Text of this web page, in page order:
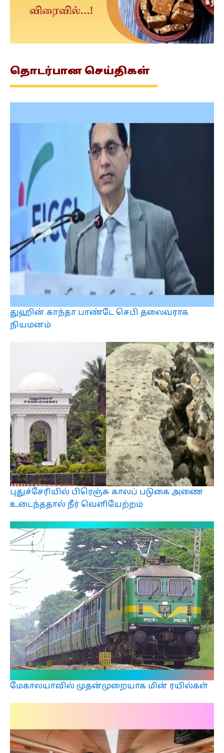
தொடர்பான செய்திகள்
துஹின் காந்தா பாண்டே செபி தலைவராக
நியமனம்
புதுச்சேரியில் பிரெஞ்சு காலப் படுகை அணை
உடைந்ததால் நீர் வெளியேற்றம்
மேகாலயாவில் முதன்முறையாக மின் ரயில்கள்